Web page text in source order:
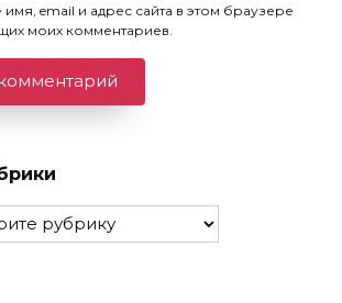
email и адрес сайта в этом браузере
моих комментариев.